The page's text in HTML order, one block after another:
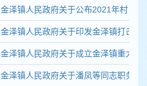
金泽镇人民政府关于公布2021年村（
金泽镇人民政府关于印发金泽镇打击非
金泽镇人民政府关于成立金泽镇重大项
金泽镇人民政府关于潘凤等同志职务任